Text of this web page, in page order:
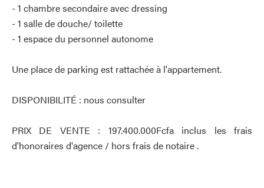
- 1 chambre secondaire avec dressing
- 1 salle de douche/ toilette
- 1 espace du personnel autonome
Une place de parking est rattachée à l'appartement.
DISPONIBILITÉ : nous consulter
PRIX DE VENTE : 197.400.000Fcfa inclus les frais
d'honoraires d'agence / hors frais de notaire .